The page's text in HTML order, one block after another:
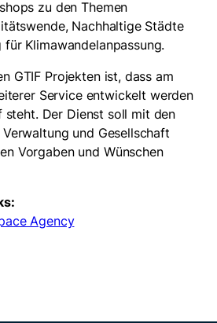
zu den Themen
Nachhaltige Städte
Klimawandelanpassung.
GTIF Projekten ist, dass am
Service entwickelt werden
steht. Der Dienst soll mit den
und Gesellschaft
Vorgaben und Wünschen
Agency